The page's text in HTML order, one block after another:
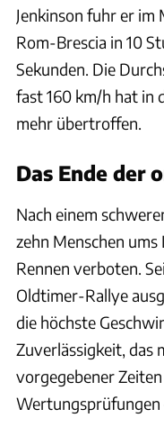
Jenkinson fuhr er im
Rom-Brescia in 10
Sekunden. Die
fast 160 km/h hat in
mehr übertroffen.
Das Ende der
Nach einem
zehn Menschen
Rennen verboten.
Oldtimer-Rallye
die höchste
Zuverlässigkeit, das
vorgegebener
Wertungsprüfungen